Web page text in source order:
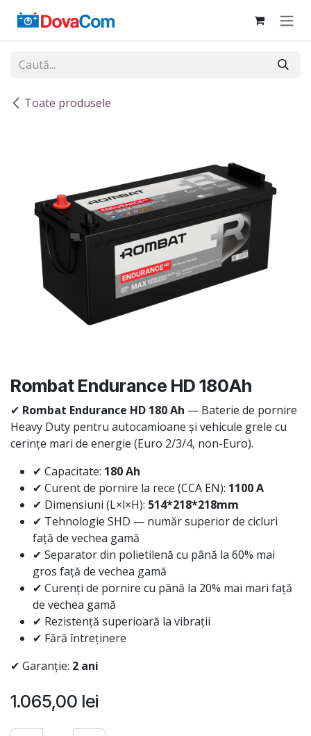
Toate produsele
Rombat Endurance HD 180Ah
✔ Rombat Endurance HD 180 Ah — Baterie de pornire
Heavy Duty pentru autocamioane și vehicule grele cu
cerințe mari de energie (Euro 2/3/4, non-Euro).
✔ Capacitate: 180 Ah
✔ Curent de pornire la rece (CCA EN): 1100 A
✔ Dimensiuni (L×l×H): 514*218*218mm
✔ Tehnologie SHD — număr superior de cicluri
față de vechea gamă
✔ Separator din polietilenă cu până la 60% mai
gros față de vechea gamă
✔ Curenți de pornire cu până la 20% mai mari față
de vechea gamă
✔ Rezistență superioară la vibrații
✔ Fără întreținere
✔ Garanție: 2 ani
1.065,00 lei